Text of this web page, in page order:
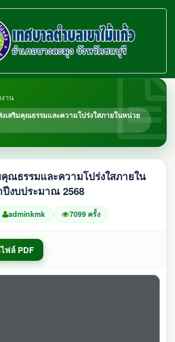
าน
เสริมคุณธรรมและความโปร่งใสภายในหน่วย
คุณธรรมและความโปร่งใสภายใน
งบประมาณ 2568
adminkmk 7099 ครั้ง
ฟล์ PDF